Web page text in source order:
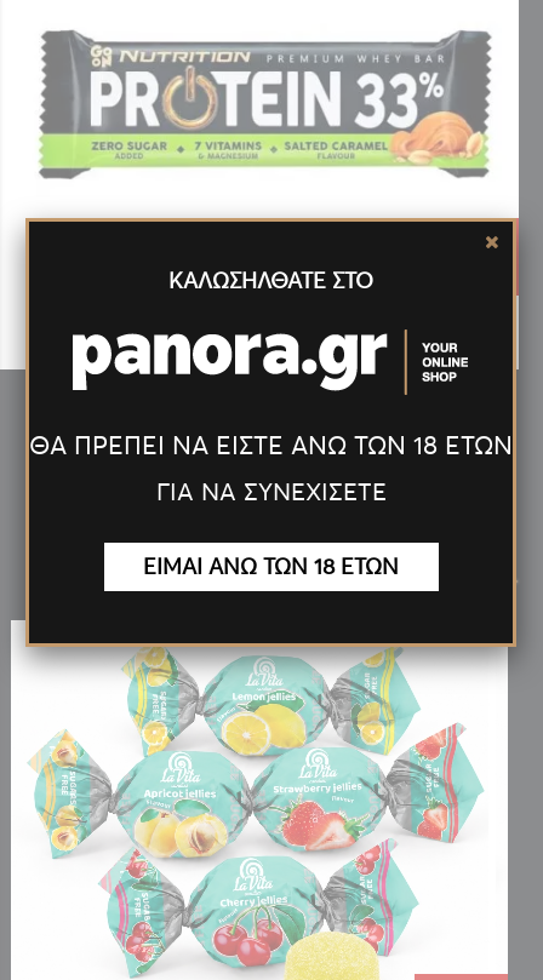
ΜΠΑΡΑ ΠΡΩΤΕΪΝΗΣ GO ON NUTRITION 33% SALTED
ΝέαΠροϊόντα >
ΚΑΛΩΣΗΛΘΑΤΕ ΣΤΟ
ΘΑ ΠΡΕΠΕΙ ΝΑ ΕΙΣΤΕ ΑΝΩ ΤΩΝ 18 ΕΤΩΝ
ΓΙΑ ΝΑ ΣΥΝΕΧΙΣΕΤΕ
ΕΙΜΑΙ ΑΝΩ ΤΩΝ 18 ΕΤΩΝ